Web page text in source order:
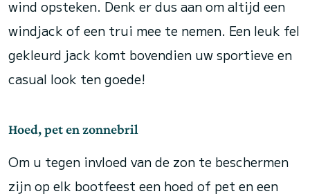
wind opsteken. Denk er dus aan om altijd een
windjack of een trui mee te nemen. Een leuk fel
gekleurd jack komt bovendien uw sportieve en
casual look ten goede!
Hoed, pet en zonnebril
Om u tegen invloed van de zon te beschermen
zijn op elk bootfeest een hoed of pet en een